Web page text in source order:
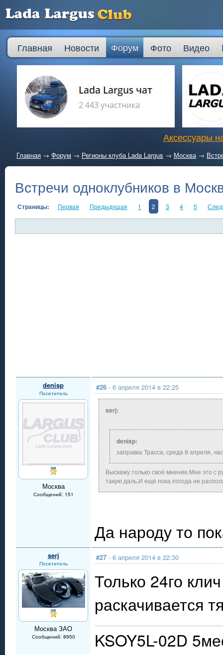
Главная Новости Форум Фото Видео
Аксессуары
Главная → Форум → Регионы клуба Lada Largus → Москва→
Встречи одноклубников в
Страницы: Первая Предыдущая 1 2 3 4 5
denisp
Посетитель
Москва
Сообщений: 151
#26 - 6 апреля 2014 в 22:25
serj:
denisp:
заправка Трасса, среда 9 апреля,
Выскажу только своё мнение.Мне это с
такую даль.И ещё пока погода не
Да народу то
serj
Посетитель
Москва ЗАО
Сообщений: 8950
#27 - 6 апреля 2014 в 22:30
Только 24го
раскачивается
KSOY5L-02D